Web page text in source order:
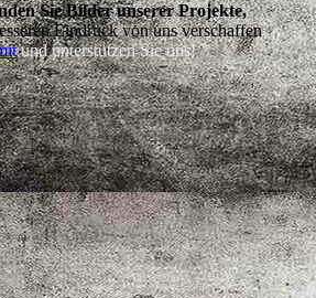
Sie Bilder unserer Projekte,
Eindruck von uns verschaffen
und unterstützen Sie uns!